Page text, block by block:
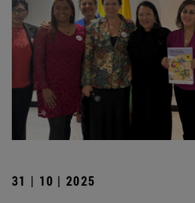
31 | 10 | 2025